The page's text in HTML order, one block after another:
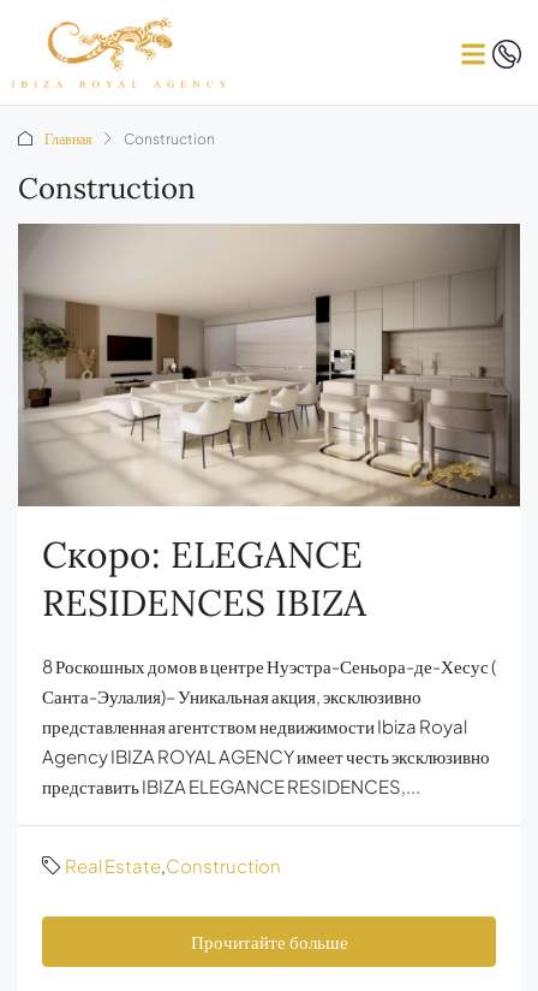
Главная Construction
Construction
Скоро: ELEGANCE
RESIDENCES IBIZA
8 Роскошных домов в центре Нуэстра-Сеньора-де-Хесус (
Санта-Эулалия)– Уникальная акция, эксклюзивно
представленная агентством недвижимости Ibiza Royal
Agency IBIZA ROYAL AGENCY имеет честь эксклюзивно
представить IBIZA ELEGANCE RESIDENCES,...
Real Estate Construction
Прочитайте больше